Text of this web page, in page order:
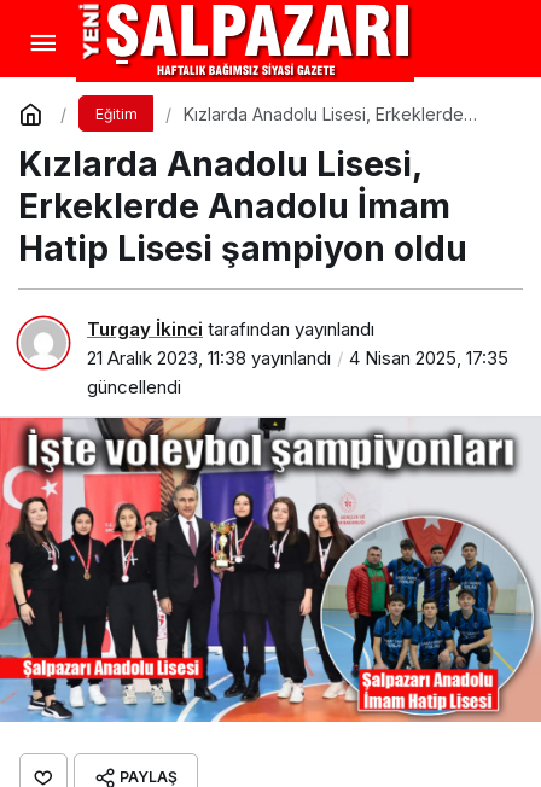
Eğitim
Kızlarda Anadolu Lisesi, Erkeklerde
Kızlarda Anadolu Lisesi,
Erkeklerde Anadolu İmam
Hatip Lisesi şampiyon oldu
Turgay İkinci tarafından yayınlandı
21 Aralık 2023, 11:38 yayınlandı
4 Nisan 2025, 17:35
güncellendi
PAYLAŞ